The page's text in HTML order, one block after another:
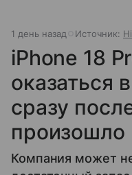
1 день назад Источник:
iPhone 18
оказаться
сразу
произошло
Компания может